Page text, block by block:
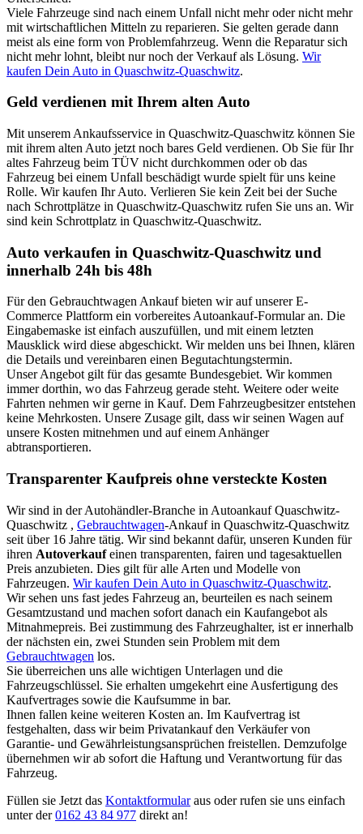
Viele Fahrzeuge sind nach einem Unfall nicht mehr oder nicht mehr
mit wirtschaftlichen Mitteln zu reparieren. Sie gelten gerade dann
meist als eine form von Problemfahrzeug. Wenn die Reparatur sich
nicht mehr lohnt, bleibt nur noch der Verkauf als Lösung. Wir
kaufen Dein Auto in Quaschwitz-Quaschwitz.
Geld verdienen mit Ihrem alten Auto
Mit unserem Ankaufsservice in Quaschwitz-Quaschwitz können Sie
mit ihrem alten Auto jetzt noch bares Geld verdienen. Ob Sie für Ihr
altes Fahrzeug beim TÜV nicht durchkommen oder ob das
Fahrzeug bei einem Unfall beschädigt wurde spielt für uns keine
Rolle. Wir kaufen Ihr Auto. Verlieren Sie kein Zeit bei der Suche
nach Schrottplätze in Quaschwitz-Quaschwitz rufen Sie uns an. Wir
sind kein Schrottplatz in Quaschwitz-Quaschwitz.
Auto verkaufen in Quaschwitz-Quaschwitz und
innerhalb 24h bis 48h
Für den Gebrauchtwagen Ankauf bieten wir auf unserer E-
Commerce Plattform ein vorbereites Autoankauf-Formular an. Die
Eingabemaske ist einfach auszufüllen, und mit einem letzten
Mausklick wird diese abgeschickt. Wir melden uns bei Ihnen, klären
die Details und vereinbaren einen Begutachtungstermin.
Unser Angebot gilt für das gesamte Bundesgebiet. Wir kommen
immer dorthin, wo das Fahrzeug gerade steht. Weitere oder weite
Fahrten nehmen wir gerne in Kauf. Dem Fahrzeugbesitzer entstehen
keine Mehrkosten. Unsere Zusage gilt, dass wir seinen Wagen auf
unsere Kosten mitnehmen und auf einem Anhänger
abtransportieren.
Transparenter Kaufpreis ohne versteckte Kosten
Wir sind in der Autohändler-Branche in Autoankauf Quaschwitz-
Quaschwitz , Gebrauchtwagen-Ankauf in Quaschwitz-Quaschwitz
seit über 16 Jahre tätig. Wir sind bekannt dafür, unseren Kunden für
ihren Autoverkaufeinen transparenten, fairen und tagesaktuellen
Preis anzubieten. Dies gilt für alle Arten und Modelle von
Fahrzeugen. Wir kaufen Dein Auto in Quaschwitz-Quaschwitz.
Wir sehen uns fast jedes Fahrzeug an, beurteilen es nach seinem
Gesamtzustand und machen sofort danach ein Kaufangebot als
Mitnahmepreis. Bei zustimmung des Fahrzeughalter, ist er innerhalb
der nächsten ein, zwei Stunden sein Problem mit dem
Gebrauchtwagen los.
Sie überreichen uns alle wichtigen Unterlagen und die
Fahrzeugschlüssel. Sie erhalten umgekehrt eine Ausfertigung des
Kaufvertrages sowie die Kaufsumme in bar.
Ihnen fallen keine weiteren Kosten an. Im Kaufvertrag ist
festgehalten, dass wir beim Privatankauf den Verkäufer von
Garantie- und Gewährleistungsansprüchen freistellen. Demzufolge
übernehmen wir ab sofort die Haftung und Verantwortung für das
Fahrzeug.
Füllen sie Jetzt das Kontaktformularaus oder rufen sie uns einfach
unter der0162 43 84 977 direkt an!